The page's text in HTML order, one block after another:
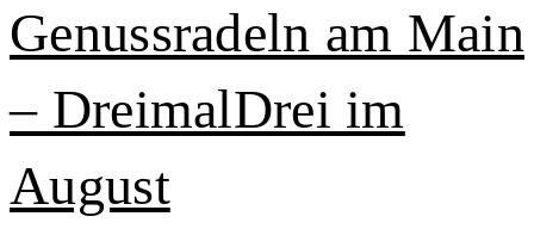
Genussradeln am Main
– DreimalDrei im
August